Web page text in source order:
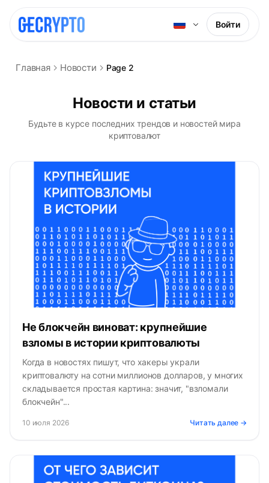
Войти
Главная Новости Page 2
Новости и статьи
Будьте в курсе последних трендов и новостей мира
криптовалют
Не блокчейн виноват: крупнейшие
взломы в истории криптовалюты
Когда в новостях пишут, что хакеры украли
криптовалюту на сотни миллионов долларов, у многих
складывается простая картина: значит, "взломали
блокчейн"...
10 июля 2026 Читать далее →